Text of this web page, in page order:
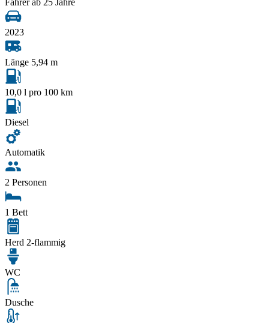
Fahrer ab 25 Jahre
2023
Länge 5,94 m
10,0 l pro 100 km
Diesel
Automatik
2 Personen
1 Bett
Herd 2-flammig
WC
Dusche